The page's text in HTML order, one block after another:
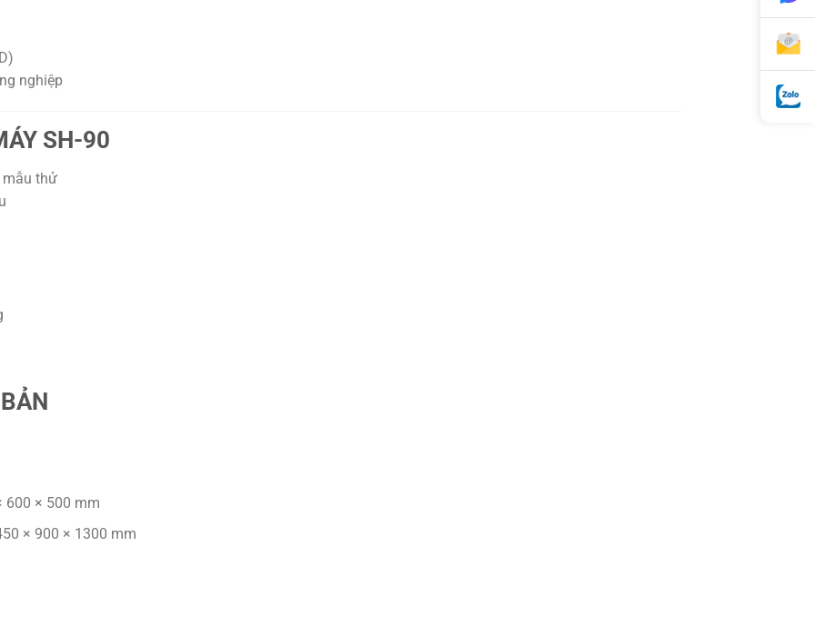
nghiệp
SH-90
mẫu thử
600 × 500 mm
× 900 × 1300 mm